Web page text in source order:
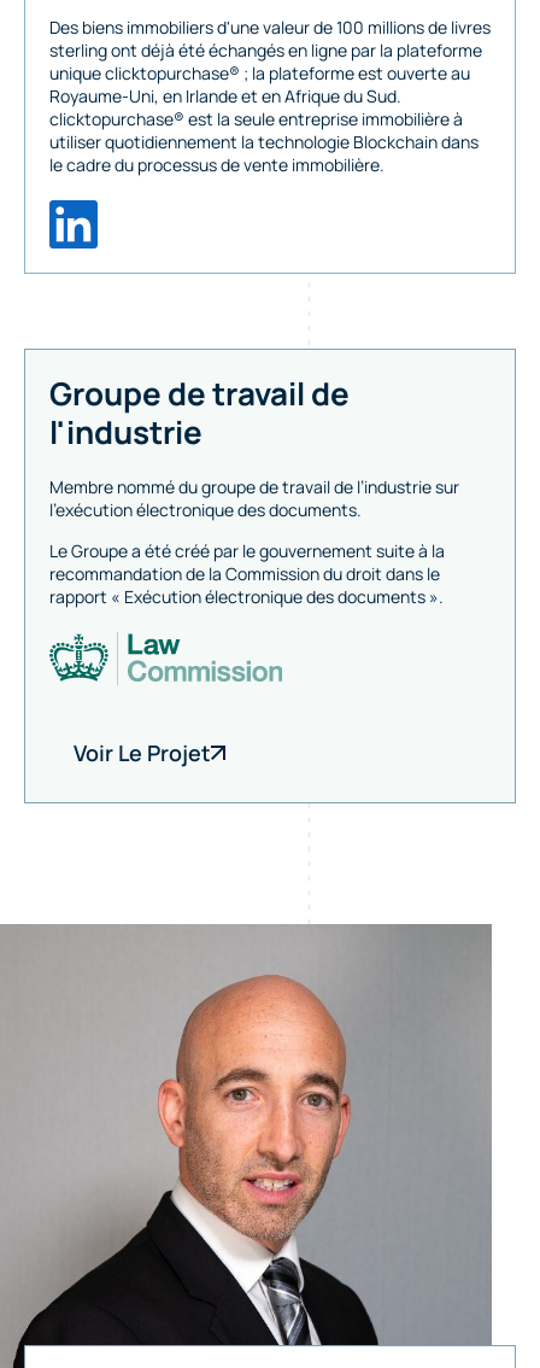
Des biens immobiliers d'une valeur de 100 millions de livres
sterling ont déjà été échangés en ligne par la plateforme
unique clicktopurchase® ; la plateforme est ouverte au
Royaume-Uni, en Irlande et en Afrique du Sud.
clicktopurchase® est la seule entreprise immobilière à
utiliser quotidiennement la technologie Blockchain dans
le cadre du processus de vente immobilière.
Groupe de travail de
l'industrie
Membre nommé du groupe de travail de l’industrie sur
l’exécution électronique des documents.
Le Groupe a été créé par le gouvernement suite à la
recommandation de la Commission du droit dans le
rapport « Exécution électronique des documents ».
Voir Le Projet